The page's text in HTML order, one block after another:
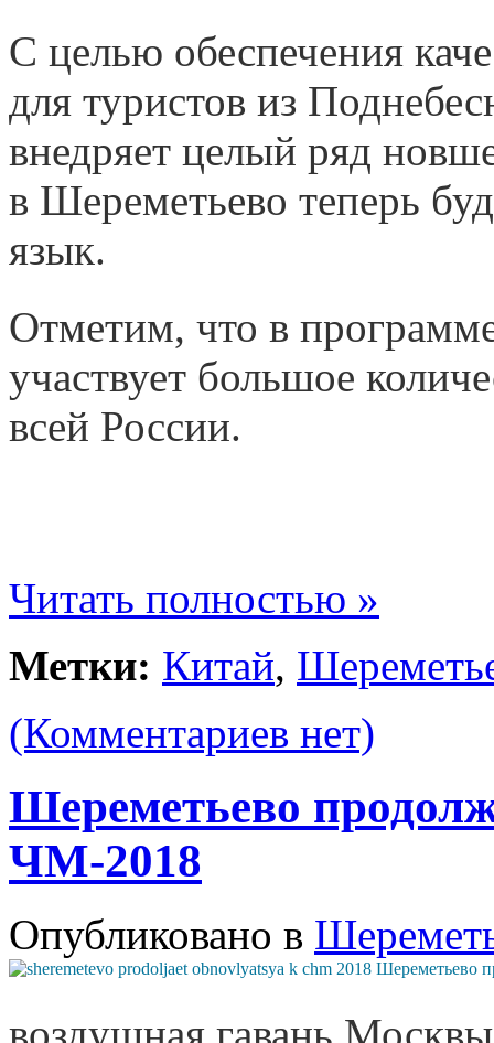
С целью обеспечения
для туристов из
внедряет целый ряд
в Шереметьево теперь
язык.
Отметим, что в
участвует большое
всей России.
Читать полностью »
Метки: Китай,
(Комментариев нет)
Шереметьево
ЧМ-2018
Опубликовано в
воздушная гавань